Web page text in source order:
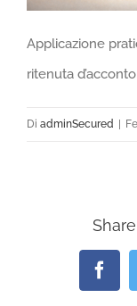
Applicazione
ritenuta
Di adminSecured